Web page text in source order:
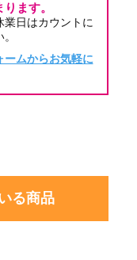
ます。
業日はカウントに
ームからお気軽に
る商品